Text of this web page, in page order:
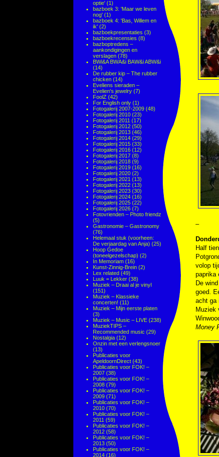
optie' (1)
bazboek 3: 'Maar we leven
nog' (1)
bazboek 4: 'Bas, Willem en
ik' (2)
bazboekpresentaties (3)
bazboekrecensies (8)
bazboptredens –
aankondigingen en
verslagen (78)
BWi&A BWA&i BAW&i ABW&i
(14)
De rubber kip – The rubber
chicken (14)
Eveliens sieraden –
Evelien's jewelry (7)
FoolZ (42)
For English only (1)
Fotogalerij 2007-2009 (48)
Fotogalerij 2010 (23)
Fotogalerij 2011 (17)
Fotogalerij 2012 (50)
Fotogalerij 2013 (46)
Fotogalerij 2014 (29)
Fotogalerij 2015 (33)
Fotogalerij 2016 (12)
Fotogalerij 2017 (8)
Fotogalerij 2018 (9)
Fotogalerij 2019 (16)
Fotogalerij 2020 (2)
Fotogalerij 2021 (13)
Fotogalerij 2022 (13)
Fotogalerij 2023 (30)
Fotogalerij 2024 (16)
Fotogalerij 2025 (22)
Fotogalerij 2026 (7)
Fotovrienden – Photo friendz
(5)
Gastronomie – Gastronomy
(76)
Helemaal stuk (voorheen:
De verjaardag van Anja) (25)
Hoop Gedoe
(toneelgezelschap) (2)
In Memoriam (16)
Kunst-Zinnig-Brein (2)
Lex related (49)
Luuk = Lekker (38)
Muziek – Draai al je vinyl
(151)
Muziek – Klassieke
concerten! (11)
Muziek – Mijn eerste platen
(3)
Muziek – Music – LIVE (238)
MuziekTIPS –
Recommended music (29)
Nostalgia (12)
Onzin met een verlengsnoer
(13)
Publicaties voor
ApeldoornDirect (43)
Publicaties voor FOK! –
2007 (38)
Publicaties voor FOK! –
2008 (79)
Publicaties voor FOK! –
2009 (71)
Publicaties voor FOK! –
2010 (70)
Publicaties voor FOK! –
2011 (59)
Publicaties voor FOK! –
2012 (58)
Publicaties voor FOK! –
2013 (50)
Publicaties voor FOK! –
2014 (16)
–
Half
volop
paprika
De
goed.
acht ga
Muziek
Money